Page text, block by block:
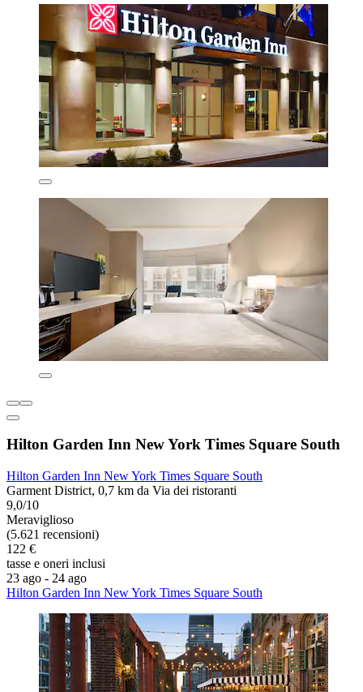
Hilton Garden Inn New York Times Square South
Hilton Garden Inn New York Times Square South
Garment District, 0,7 km da Via dei ristoranti
9,0/10
Meraviglioso
(5.621 recensioni)
122 €
tasse e oneri inclusi
23 ago - 24 ago
Hilton Garden Inn New York Times Square South